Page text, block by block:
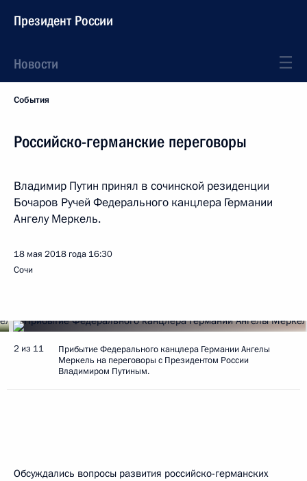
Президент России
Новости
События
Российско-германские переговоры
Владимир Путин принял в сочинской резиденции
Бочаров Ручей Федерального канцлера Германии
Ангелу Меркель.
18 мая 2018 года 16:30
Сочи
2 из 11
Прибытие Федерального канцлера Германии Ангелы
Меркель на переговоры с Президентом России
Владимиром Путиным.
Обсуждались вопросы развития российско-германских